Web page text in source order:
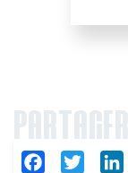
PARTAGER
FacebookTwitter